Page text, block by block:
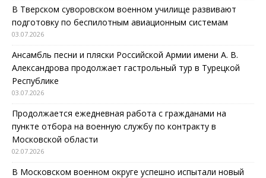
В Тверском суворовском военном училище развивают
подготовку по беспилотным авиационным системам
03.07.2026
Ансамбль песни и пляски Российской Армии имени А. В.
Александрова продолжает гастрольный тур в Турецкой
Республике
03.07.2026
Продолжается ежедневная работа с гражданами на
пункте отбора на военную службу по контракту в
Московской области
02.07.2026
В Московском военном округе успешно испытали новый